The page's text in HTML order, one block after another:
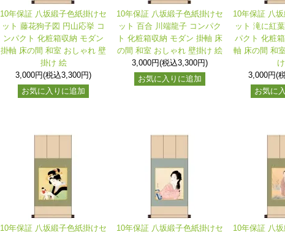
10年保証 八坂緞子色紙掛けセ
ット 藤花狗子図 円山応挙 コ
ンパクト 化粧箱収納 モダン
掛軸 床の間 和室 おしゃれ 壁
掛け 絵
3,000円(税込3,300円)
お気に入りに追加
10年保証 八坂緞子色紙掛けセ
ット 百合 川端龍子 コンパク
ト 化粧箱収納 モダン 掛軸 床
の間 和室 おしゃれ 壁掛け 絵
3,000円(税込3,300円)
お気に入りに追加
10年保証 八
ット 滝に紅
パクト 化粧
軸 床の間 和
3,000円(
お気に
10年保証 八坂緞子色紙掛けセ
10年保証 八坂緞子色紙掛けセ
10年保証 八